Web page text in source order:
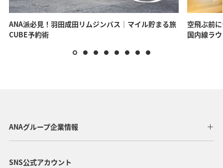
AMC
外貨といえばPRESTIA。PRESTIAのGLOBAL PASSは日本円
②外貨預金部分の年間増加額*：1万円あたり5～15マイル
*マイル積算上限は年間最大1,000万マイル
③海外ATMのご利用：1万円あたり1マイル
ANA派必見！羽田成田リムジンバス｜マイル貯まる旅
CUBE予約術
空飛ぶ前
国内線ラ
ANAグループ企業情報
SNS公式アカウント